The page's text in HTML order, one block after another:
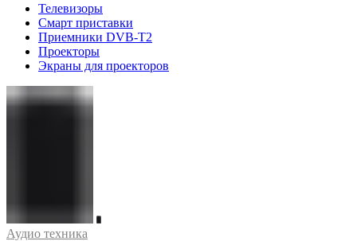
Телевизоры
Смарт приставки
Приемники DVB-T2
Проекторы
Экраны для проекторов
Аудио техника